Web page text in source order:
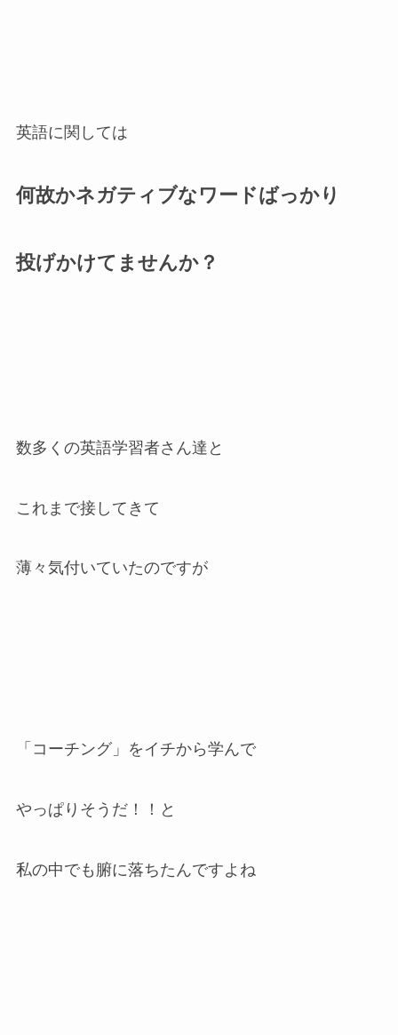
英語に関しては
何故かネガティブなワードばっかり
投げかけてませんか？
数多くの英語学習者さん達と
これまで接してきて
薄々気付いていたのですが
「コーチング」をイチから学んで
やっぱりそうだ！！と
私の中でも腑に落ちたんですよね